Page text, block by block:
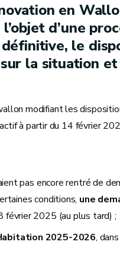
en
d’une
le
la situation
modifiant les
à partir du 14 février
pas encore rentré de
conditions, une
2025 (au plus tard) ;
2025-2026,